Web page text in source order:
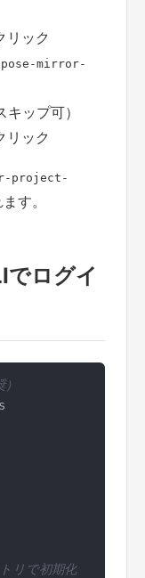
リック
pose-mirror-
ップ可）
リック
project-
す。
ログイ
リで初期化